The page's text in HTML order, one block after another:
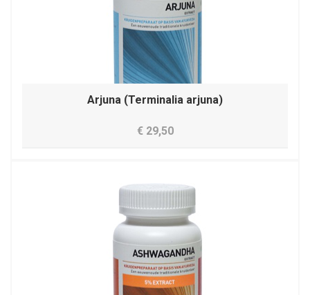
Arjuna (Terminalia arjuna)
€ 29,50